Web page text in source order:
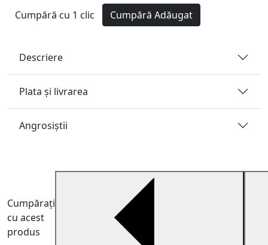
Cumpără cu 1 clic Cumpără Adăugat
Descriere
Plata și livrarea
Angrosiştii
Cumpărați
cu acest
produs